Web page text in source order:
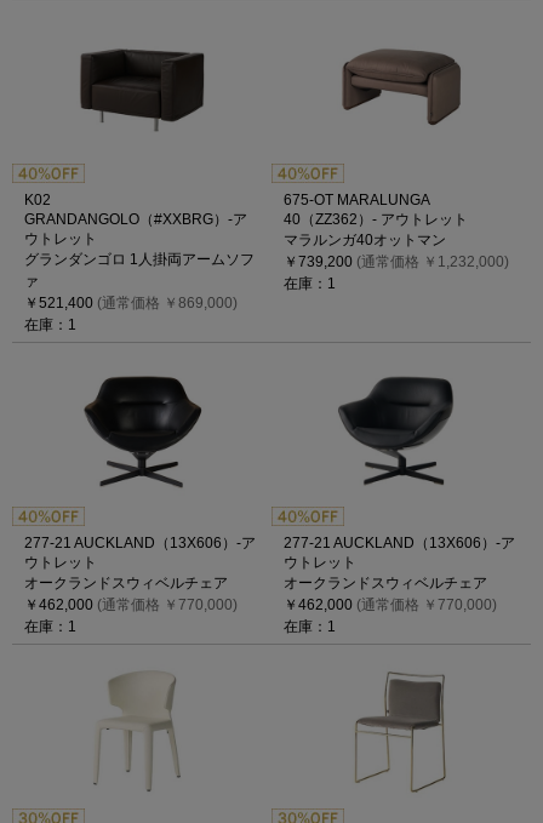
K02
GRANDANGOLO（#XXBRG）-ア
ウトレット
グランダンゴロ 1人掛両アームソフ
ァ
￥521,400 (通常価格 ￥869,000)
在庫：1
675-OT MARALUNGA
40（ZZ362）- アウトレット
マラルンガ40オットマン
￥739,200 (通常価格 ￥1,232,000)
在庫：1
277-21 AUCKLAND（13X606）-ア
ウトレット
オークランドスウィベルチェア
￥462,000 (通常価格 ￥770,000)
在庫：1
277-21 AUCKLAND（13X606）-ア
ウトレット
オークランドスウィベルチェア
￥462,000 (通常価格 ￥770,000)
在庫：1